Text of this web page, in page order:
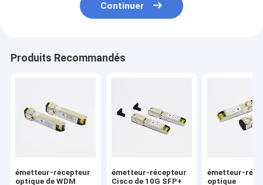
Continuer
Produits Recommandés
émetteur-récepteur
optique de WDM
émetteur-récepteur
Cisco de 10G SFP+
émetteur-
optique